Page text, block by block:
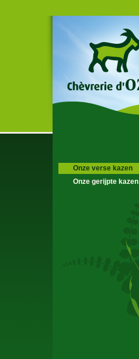
Onze verse kazen
Onze gerijpte kazen